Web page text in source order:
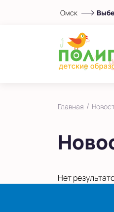
Омск
Главная /
Нет